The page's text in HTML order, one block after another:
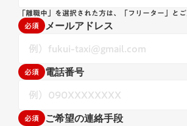
「離職中」を選択された方は、「フリーター」と
必須
メールアドレス
必須 電話番号
必須 ご希望の連絡手段